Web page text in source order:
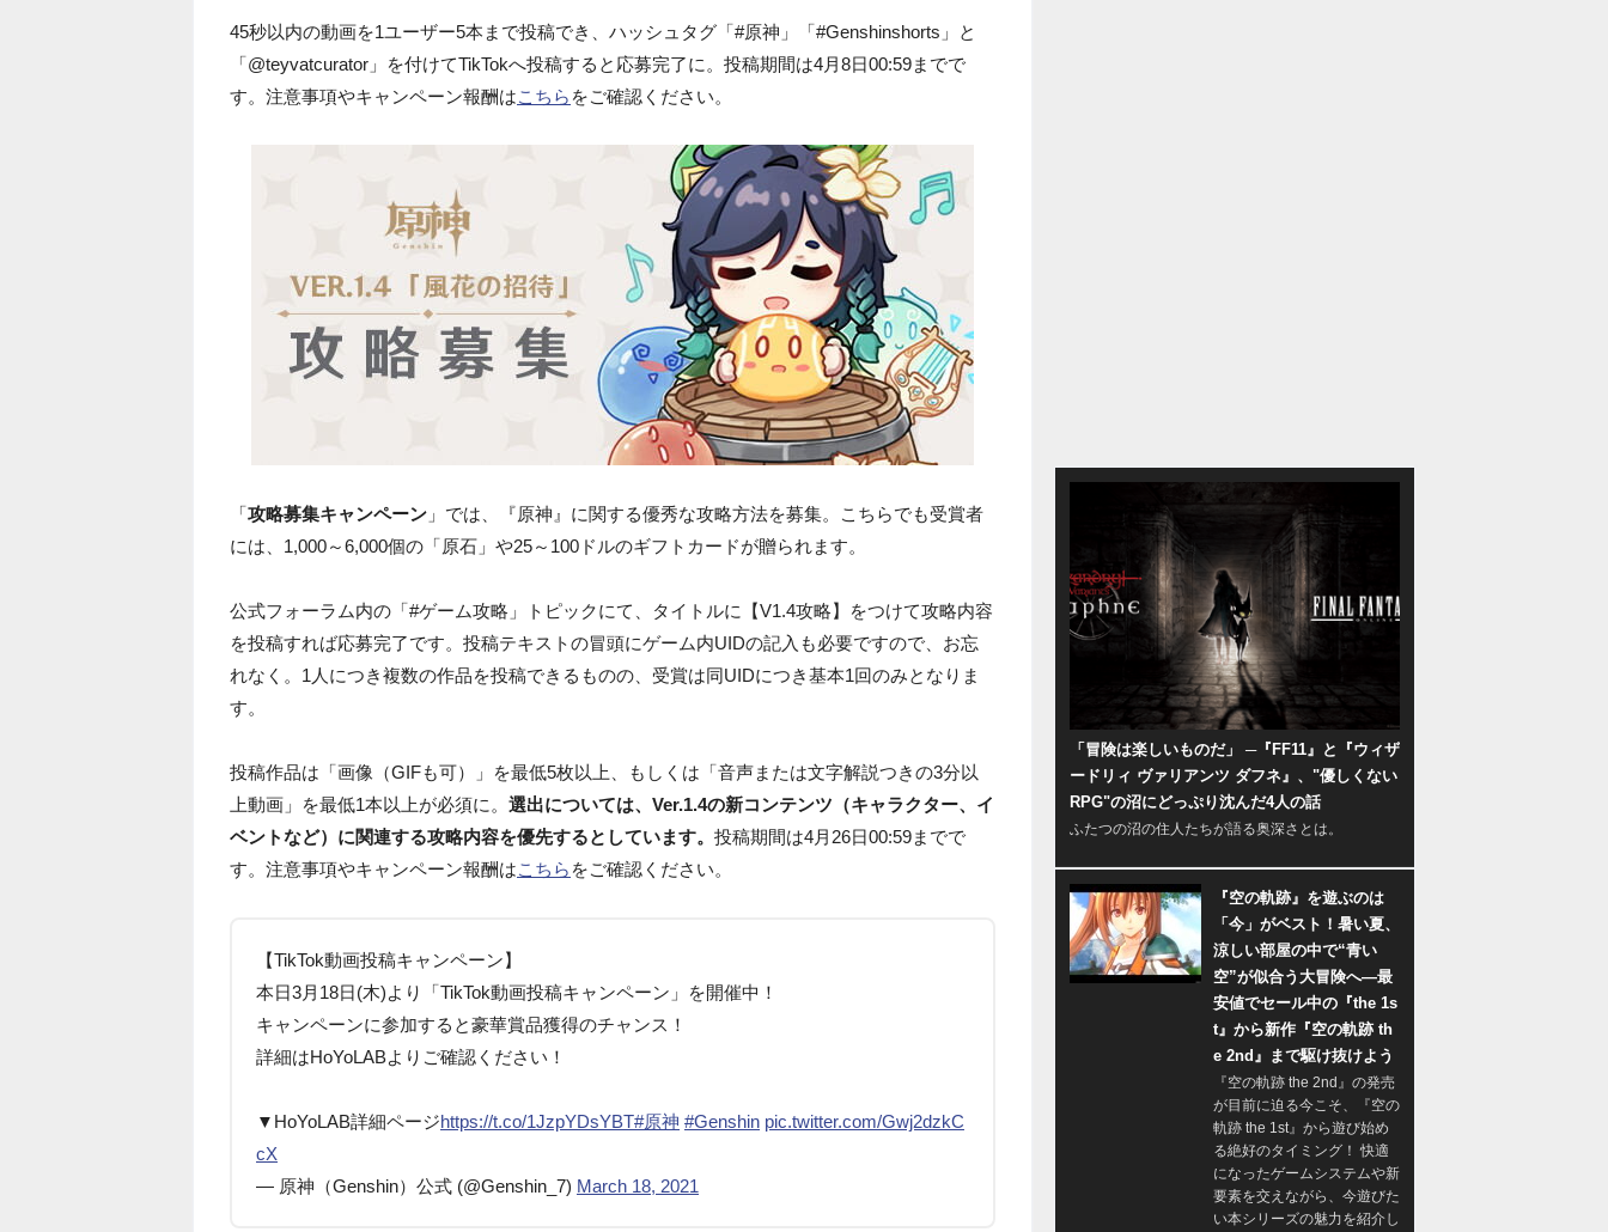
45秒以内の動画を1ユーザー5本まで投稿でき、ハッシュタグ「#原神」「#Genshinshorts」と
「@teyvatcurator」を付けてTikTokへ投稿すると応募完了に。投稿期間は4月8日00:59までで
す。注意事項やキャンペーン報酬はこちら をご確認ください。
「攻略募集キャンペーン 」では、『原神』に関する優秀な攻略方法を募集。こちらでも受賞者
には、1,000～6,000個の「原石」や25～100ドルのギフトカードが贈られます。
公式フォーラム内の「#ゲーム攻略」トピックにて、タイトルに【V1.4攻略】をつけて攻略内容
を投稿すれば応募完了です。投稿テキストの冒頭にゲーム内UIDの記入も必要ですので、お忘
れなく。1人につき複数の作品を投稿できるものの、受賞は同UIDにつき基本1回のみとなりま
す。
投稿作品は「画像（GIFも可）」を最低5枚以上、もしくは「音声または文字解説つきの3分以
上動画」を最低1本以上が必須に。 選出については、Ver.1.4の新コンテンツ（キャラクター、イ
ベントなど）に関連する攻略内容を優先するとしています。 投稿期間は4月26日00:59までで
す。注意事項やキャンペーン報酬はこちら をご確認ください。
【TikTok動画投稿キャンペーン】
本日3月18日(木)より「TikTok動画投稿キャンペーン」を開催中！
キャンペーンに参加すると豪華賞品獲得のチャンス！
詳細はHoYoLABよりご確認ください！
▼HoYoLAB詳細ページhttps://t.co/1JzpYDsYBT#原神 #Genshin pic.twitter.com/Gwj2dzkC
cX
— 原神（Genshin）公式 (@Genshin_7) March 18, 2021
「冒険は楽しいものだ」 ─『FF11』と『ウィザ
ードリィ ヴァリアンツ ダフネ』、"優しくない
RPG"の沼にどっぷり沈んだ4人の話
ふたつの沼の住人たちが語る奥深さとは。
『空の軌跡』を遊ぶのは
「今」がベスト！暑い夏、
涼しい部屋の中で“青い
空”が似合う大冒険へ―最
安値でセール中の『the 1s
t』から新作『空の軌跡 th
e 2nd』まで駆け抜けよう
『空の軌跡 the 2nd』の発売
が目前に迫る今こそ、『空の
軌跡 the 1st』から遊び始め
る絶好のタイミング！ 快適
になったゲームシステムや新
要素を交えながら、今遊びた
い本シリーズの魅力を紹介し